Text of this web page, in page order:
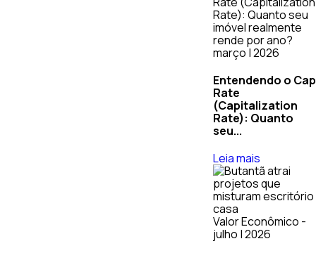
março | 2026
Entendendo o Cap
Rate
(Capitalization
Rate): Quanto
seu...
Leia mais
Valor Econômico -
julho | 2026